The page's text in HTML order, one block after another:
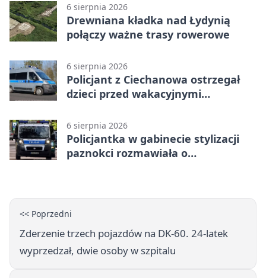
6 sierpnia 2026
Drewniana kładka nad Łydynią
połączy ważne trasy rowerowe
6 sierpnia 2026
Policjant z Ciechanowa ostrzegał
dzieci przed wakacyjnymi
6 sierpnia 2026
Policjantka w gabinecie stylizacji
paznokci rozmawiała o
<< Poprzedni
Zderzenie trzech pojazdów na DK-60. 24-latek
wyprzedzał, dwie osoby w szpitalu